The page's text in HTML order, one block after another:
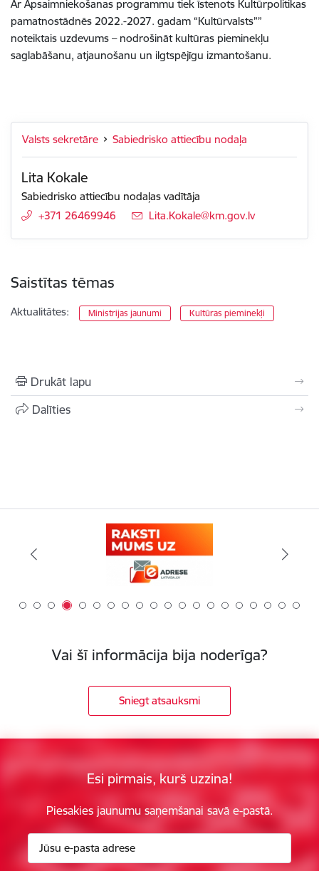
Ar Apsaimniekošanas programmu tiek īstenots Kultūrpolitikas
pamatnostādnēs 2022.-2027. gadam “Kultūrvalsts””
noteiktais uzdevums – nodrošināt kultūras pieminekļu
saglabāšanu, atjaunošanu un ilgtspējīgu izmantošanu.
Valsts sekretāre Sabiedrisko attiecību nodaļa
Lita Kokale
Sabiedrisko attiecību nodaļas vadītāja
+371 26469946
E-pasts:
Lita.Kokale@km.gov.lv
Saistītas tēmas
Aktualitātes: Ministrijas jaunumi Kultūras pieminekļi
Drukāt lapu
Dalīties
Vai šī informācija bija noderīga?
Sniegt atsauksmi
Esi pirmais, kurš uzzina!
Piesakies jaunumu saņemšanai savā e-pastā.